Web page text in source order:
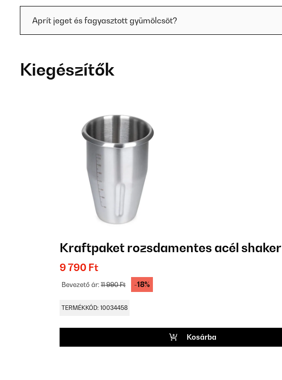
Aprít jeget és fagyasztott gyümölcsöt?
Kiegészítők
Kraftpaket rozsdamentes acél shaker
9 790 Ft
Bevezető ár:11 990 Ft -18%
TERMÉKKÓD: 10034458
Kosárba